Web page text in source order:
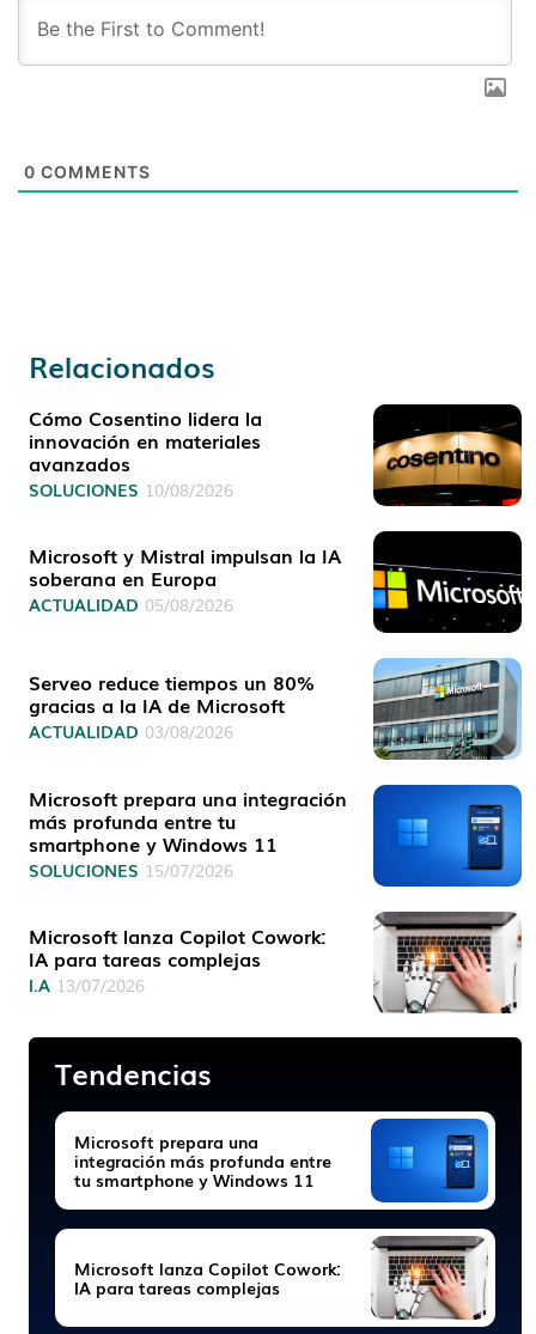
0 COMMENTS
Relacionados
Cómo Cosentino lidera la
innovación en materiales
avanzados
SOLUCIONES 10/08/2026
Microsoft y Mistral impulsan la IA
soberana en Europa
ACTUALIDAD 05/08/2026
Serveo reduce tiempos un 80%
gracias a la IA de Microsoft
ACTUALIDAD 03/08/2026
Microsoft prepara una integración
más profunda entre tu
smartphone y Windows 11
SOLUCIONES 15/07/2026
Microsoft lanza Copilot Cowork:
IA para tareas complejas
I.A 13/07/2026
Tendencias
Microsoft prepara una
integración más profunda entre
tu smartphone y Windows 11
Microsoft lanza Copilot Cowork:
IA para tareas complejas